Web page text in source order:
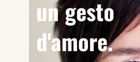
un gesto
d'amore.